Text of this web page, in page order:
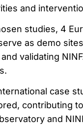
and
studies, 4
as demo
validating
case
contributing
and